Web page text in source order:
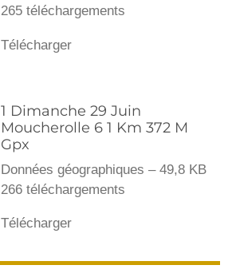
265 téléchargements
Télécharger
1 Dimanche 29 Juin
Moucherolle 6 1 Km 372 M
Gpx
Données géographiques – 49,8 KB
266 téléchargements
Télécharger